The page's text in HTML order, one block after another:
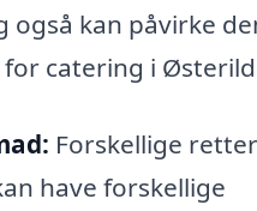
også kan påvirke
for catering i
Forskellige
have forskellige